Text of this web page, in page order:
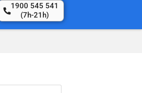
1900 545 541
(7h-21h)